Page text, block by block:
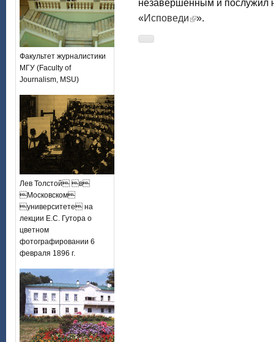
Факультет журналистики
МГУ (Faculty of
Journalism, MSU)
Лев Толстой в
Московском
университете на
лекции Е.С. Гутора о
цветном
фотографировании 6
февраля 1896 г.
незавершенным и послужил
«Исповеди ».